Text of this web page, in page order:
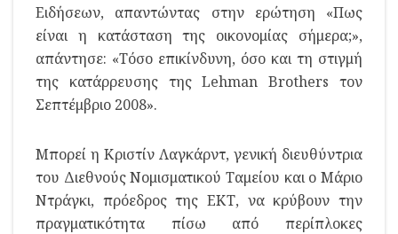
Ειδήσεων, απαντώντας στην ερώτηση «Πως
είναι η κατάσταση της οικονομίας σήμερα;»,
απάντησε: «Τόσο επικίνδυνη, όσο και τη στιγμή
της κατάρρευσης της Lehman Brothers τον
Σεπτέμβριο 2008».
Μπορεί η Κριστίν Λαγκάρντ, γενική διευθύντρια
του Διεθνούς Νομισματικού Ταμείου και ο Μάριο
Ντράγκι, πρόεδρος της ΕΚΤ, να κρύβουν την
πραγματικότητα πίσω από περίπλοκες